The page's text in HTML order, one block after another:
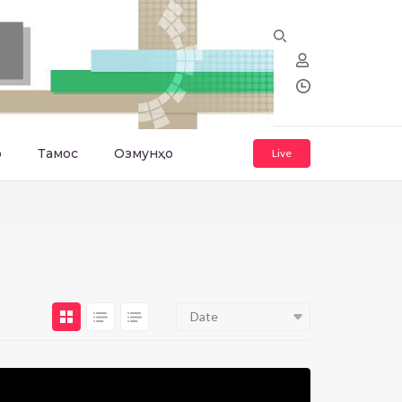
Тамос Озмунҳо Live
Date